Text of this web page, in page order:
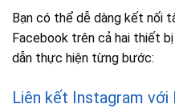
Bạn có thể dễ dàng kết nối
Facebook trên cả hai thiết
dẫn thực hiện từng bước:
Liên kết Instagram